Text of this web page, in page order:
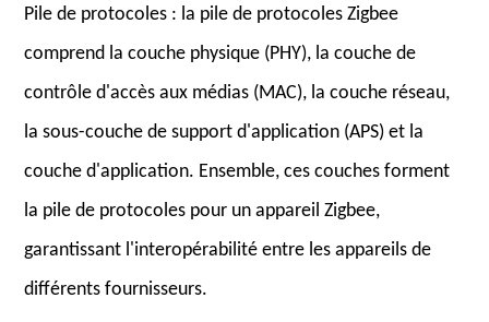
Pile de protocoles : la pile de protocoles Zigbee
comprend la couche physique (PHY), la couche de
contrôle d'accès aux médias (MAC), la couche réseau,
la sous-couche de support d'application (APS) et la
couche d'application. Ensemble, ces couches forment
la pile de protocoles pour un appareil Zigbee,
garantissant l'interopérabilité entre les appareils de
différents fournisseurs.